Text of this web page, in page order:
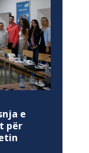
e
për